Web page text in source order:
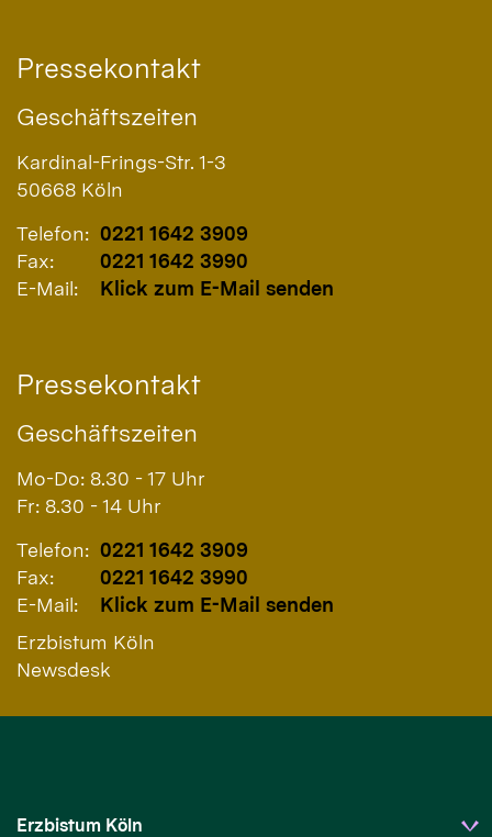
Pressekontakt
Geschäftszeiten
Kardinal-Frings-Str. 1-3
50668 Köln
Telefon: 0221 1642 3909
Fax:
0221 1642 3990
E-Mail:
Klick zum E-Mail senden
Pressekontakt
Geschäftszeiten
Mo-Do: 8.30 - 17 Uhr
Fr: 8.30 - 14 Uhr
Telefon: 0221 1642 3909
Fax:
0221 1642 3990
E-Mail:
Klick zum E-Mail senden
Erzbistum Köln
Newsdesk
Erzbistum Köln